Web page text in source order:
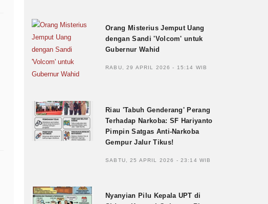
Orang Misterius Jemput Uang
dengan Sandi 'Volcom' untuk
Gubernur Wahid
RABU, 29 APRIL 2026 - 15:14 WIB
Riau 'Tabuh Genderang' Perang
Terhadap Narkoba: SF Hariyanto
Pimpin Satgas Anti-Narkoba
Gempur Jalur Tikus!
SABTU, 25 APRIL 2026 - 23:14 WIB
Nyanyian Pilu Kepala UPT di